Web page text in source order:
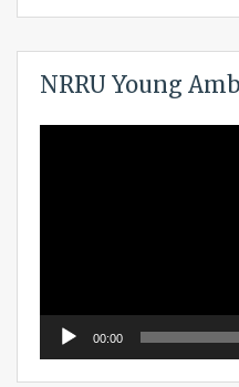
NRRU Young
00:00